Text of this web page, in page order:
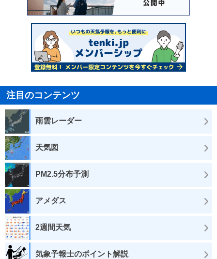
注目のコンテンツ
雨雲レーダー
天気図
PM2.5分布予測
アメダス
2週間天気
気象予報士のポイント解説